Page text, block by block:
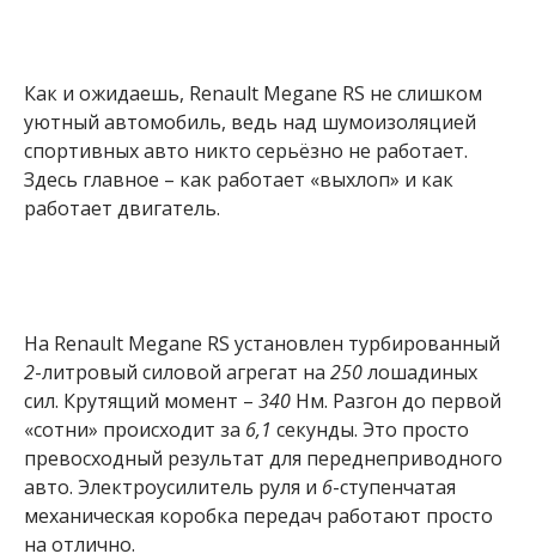
Как и ожидаешь, Renault Megane RS не слишком
уютный автомобиль, ведь над шумоизоляцией
спортивных авто никто серьёзно не работает.
Здесь главное – как работает «выхлоп» и как
работает двигатель.
На Renault Megane RS установлен турбированный
2-литровый силовой агрегат на 250лошадиных
сил. Крутящий момент – 340 Нм. Разгон до первой
«сотни» происходит за 6,1 секунды. Это просто
превосходный результат для переднеприводного
авто. Электроусилитель руля и 6-ступенчатая
механическая коробка передач работают просто
на отлично.